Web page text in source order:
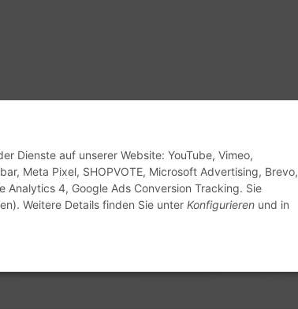
Dienste auf unserer Website: YouTube, Vimeo,
Meta Pixel, SHOPVOTE, Microsoft Advertising, Brevo,
Analytics 4, Google Ads Conversion Tracking. Sie
Weitere Details finden Sie unter Konfigurieren und in